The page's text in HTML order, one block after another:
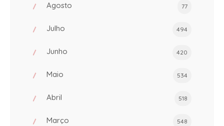
Agosto 77
Julho 494
Junho 420
Maio 534
Abril 518
Março 548